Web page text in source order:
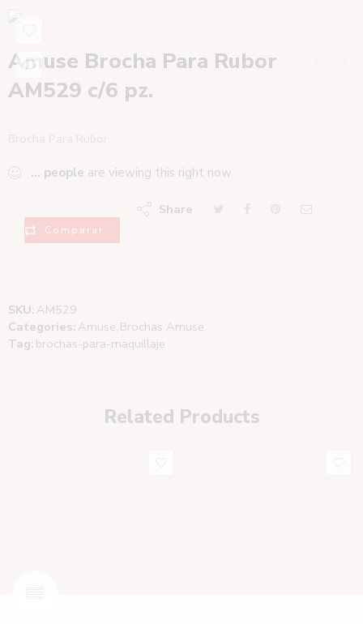
Amuse Brocha Para Rubor
AM529 c/6 pz.
... people are viewing this right now
Comparar
Share
SKU: AM529
Categories: Amuse, Brochas Amuse
Tag: brochas-para-maquillaje
Related Products